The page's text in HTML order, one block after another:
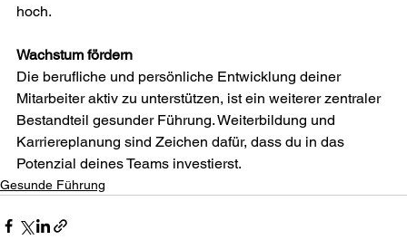
hoch.
Wachstum fördern
Die berufliche und persönliche Entwicklung deiner
Mitarbeiter aktiv zu unterstützen, ist ein weiterer zentraler
Bestandteil gesunder Führung. Weiterbildung und
Karriereplanung sind Zeichen dafür, dass du in das
Potenzial deines Teams investierst.
Gesunde Führung